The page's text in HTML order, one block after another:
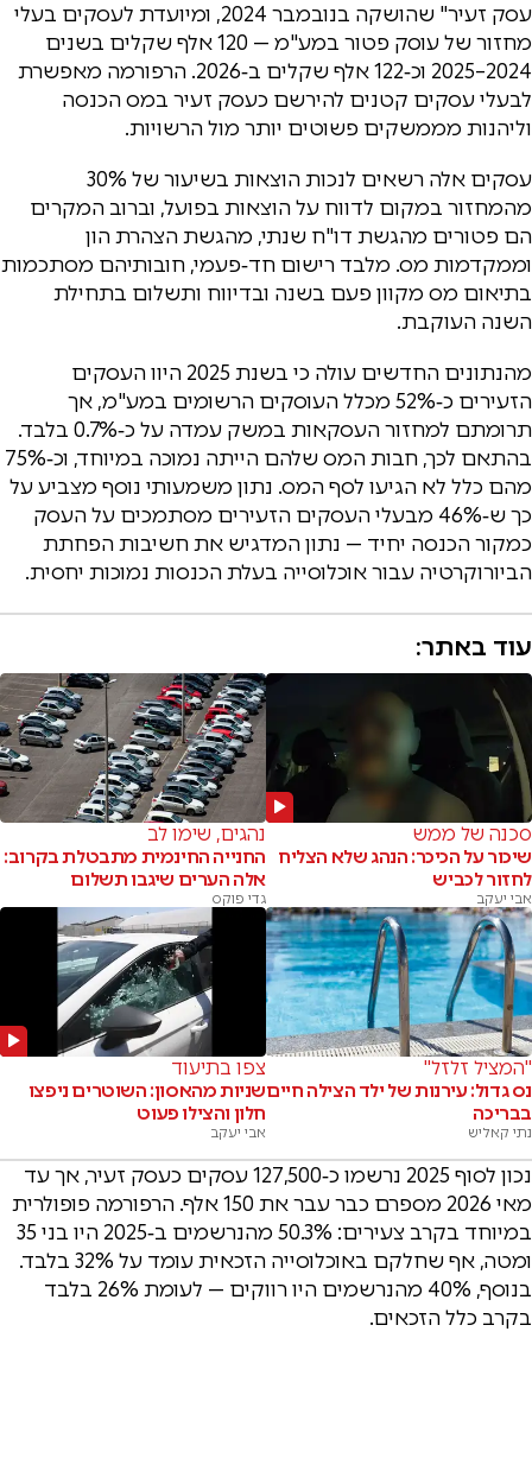
עסק זעיר" שהושקה בנובמבר 2024, ומיועדת לעסקים בעלי
מחזור של עוסק פטור במע"מ — 120 אלף שקלים בשנים
2024–2025 וכ‑122 אלף שקלים ב‑2026. הרפורמה מאפשרת
לבעלי עסקים קטנים להירשם כעסק זעיר במס הכנסה
וליהנות מממשקים פשוטים יותר מול הרשויות.
עסקים אלה רשאים לנכות הוצאות בשיעור של 30%
מהמחזור במקום לדווח על הוצאות בפועל, וברוב המקרים
הם פטורים מהגשת דו"ח שנתי, מהגשת הצהרת הון
וממקדמות מס. מלבד רישום חד‑פעמי, חובותיהם מסתכמות
בתיאום מס מקוון פעם בשנה ובדיווח ותשלום בתחילת
השנה העוקבת.
מהנתונים החדשים עולה כי בשנת 2025 היוו העסקים
הזעירים כ‑52% מכלל העוסקים הרשומים במע"מ, אך
תרומתם למחזור העסקאות במשק עמדה על כ‑0.7% בלבד.
בהתאם לכך, חבות המס שלהם הייתה נמוכה במיוחד, וכ‑75%
מהם כלל לא הגיעו לסף המס. נתון משמעותי נוסף מצביע על
כך ש‑46% מבעלי העסקים הזעירים מסתמכים על העסק
כמקור הכנסה יחיד — נתון המדגיש את חשיבות הפחתת
הביורוקרטיה עבור אוכלוסייה בעלת הכנסות נמוכות יחסית.
עוד באתר:
סכנה של ממש
שיכור על הכיכר: הנהג שלא הצליח
לחזור לכביש
אבי יעקב
נהגים, שימו לב
החנייה החינמית מתבטלת בקרוב:
אלה הערים שיגבו תשלום
גדי פוקס
"המציל זלזל"
נס גדול: עירנות של ילד הצילה חיים
בבריכה
נתי קאליש
צפו בתיעוד
שניות מהאסון: השוטרים ניפצו
חלון והצילו פעוט
אבי יעקב
נכון לסוף 2025 נרשמו כ‑127,500 עסקים כעסק זעיר, אך עד
מאי 2026 מספרם כבר עבר את 150 אלף. הרפורמה פופולרית
במיוחד בקרב צעירים: 50.3% מהנרשמים ב‑2025 היו בני 35
ומטה, אף שחלקם באוכלוסייה הזכאית עומד על 32% בלבד.
בנוסף, 40% מהנרשמים היו רווקים — לעומת 26% בלבד
בקרב כלל הזכאים.